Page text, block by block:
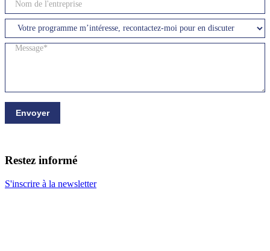
Envoyer
Restez informé
S'inscrire à la newsletter